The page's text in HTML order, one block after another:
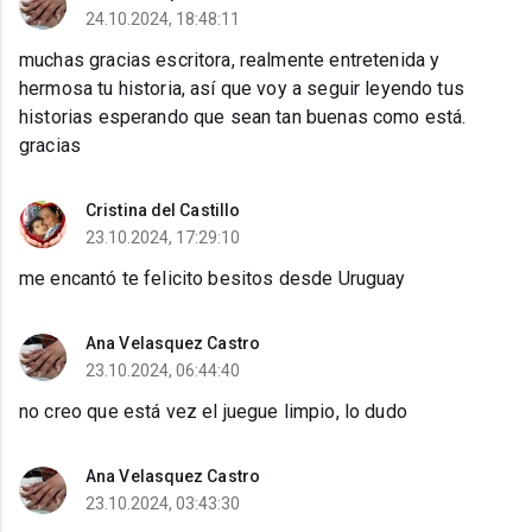
24.10.2024, 18:48:11
muchas gracias escritora, realmente entretenida y
hermosa tu historia, así que voy a seguir leyendo tus
historias esperando que sean tan buenas como está.
gracias
Cristina del Castillo
23.10.2024, 17:29:10
me encantó te felicito besitos desde Uruguay
Ana Velasquez Castro
23.10.2024, 06:44:40
no creo que está vez el juegue limpio, lo dudo
Ana Velasquez Castro
23.10.2024, 03:43:30